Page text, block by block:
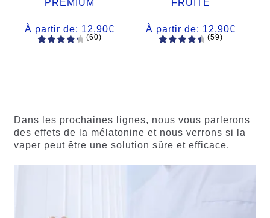
PREMIUM
À partir de: 12,90€
client
(60)
FRUITÉ
À partir de: 12,90€
(59)
Dans les prochaines lignes, nous vous parlerons
des effets de la mélatonine et nous verrons si la
vaper peut être une solution sûre et efficace.